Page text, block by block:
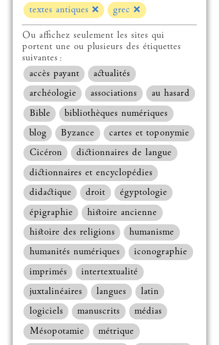
textes antiques ❌ grec❌
Ou affichez seulement les sites qui
portent une ou plusieurs des étiquettes
suivantes :
accès payant
actualités
archéologie
associations
au hasard
Bible
bibliothèques numériques
blog
Byzance
cartes et toponymie
Cicéron
dictionnaires de langue
dictionnaires et encyclopédies
didactique
droit
égyptologie
épigraphie
histoire ancienne
histoire des religions
humanisme
humanités numériques
iconographie
imprimés
intertextualité
juxtalinéaires
langues
latin
logiciels
manuscrits
médias
Mésopotamie
métrique